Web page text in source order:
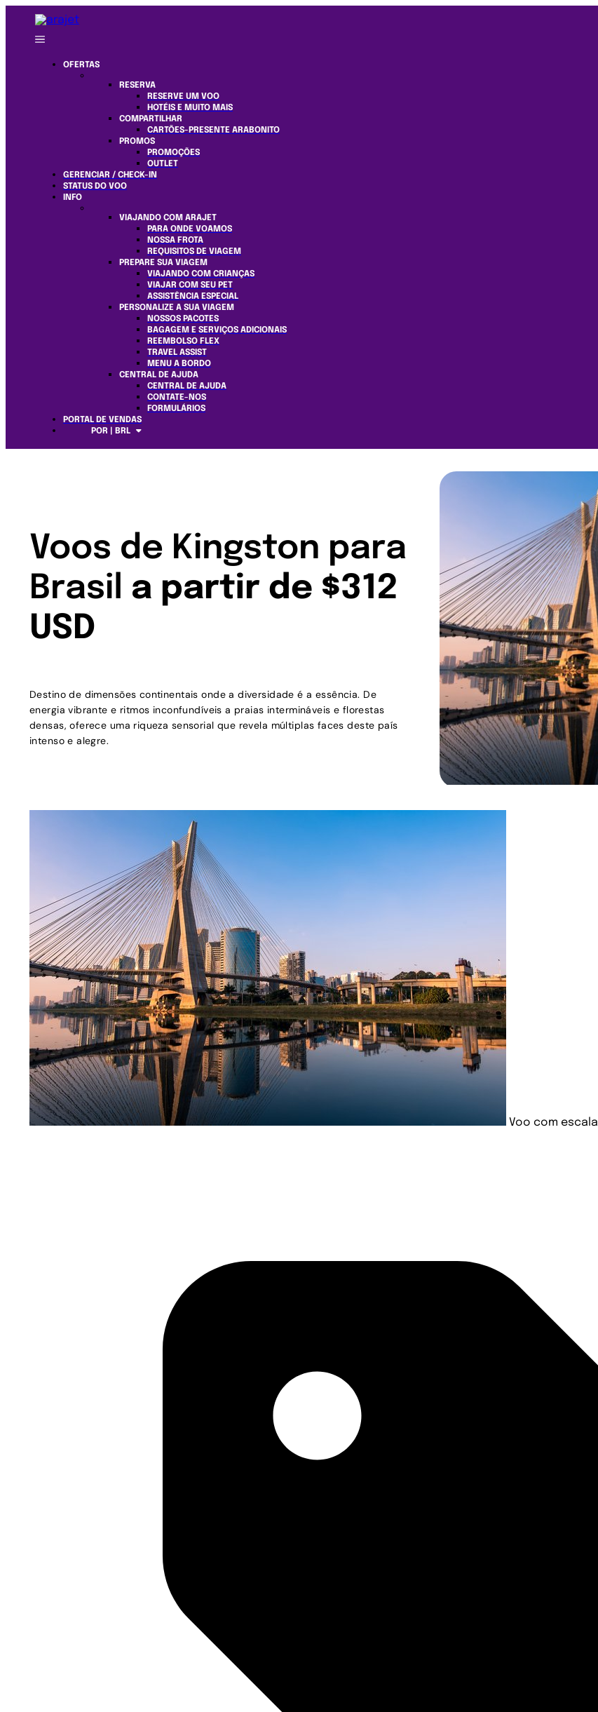
OFERTAS
RESERVA
RESERVE UM VOO
HOTÉIS E MUITO MAIS
COMPARTILHAR
CARTÕES-PRESENTE ARABONITO
PROMOS
PROMOÇÕES
OUTLET
GERENCIAR / CHECK-IN
STATUS DO VOO
INFO
VIAJANDO COM ARAJET
PARA ONDE VOAMOS
NOSSA FROTA
REQUISITOS DE VIAGEM
PREPARE SUA VIAGEM
VIAJANDO COM CRIANÇAS
VIAJAR COM SEU PET
ASSISTÊNCIA ESPECIAL
PERSONALIZE A SUA VIAGEM
NOSSOS PACOTES
BAGAGEM E SERVIÇOS ADICIONAIS
REEMBOLSO FLEX
TRAVEL ASSIST
MENU A BORDO
CENTRAL DE AJUDA
CENTRAL DE AJUDA
CONTATE-NOS
FORMULÁRIOS
PORTAL DE VENDAS
POR | BRL
Voos de Kingston para
Brasil a partir de $312
USD
Destino de dimensões continentais onde a diversidade é a essência. De
energia vibrante e ritmos inconfundíveis a praias intermináveis e florestas
densas, oferece uma riqueza sensorial que revela múltiplas faces deste país
intenso e alegre.
Voo com escala